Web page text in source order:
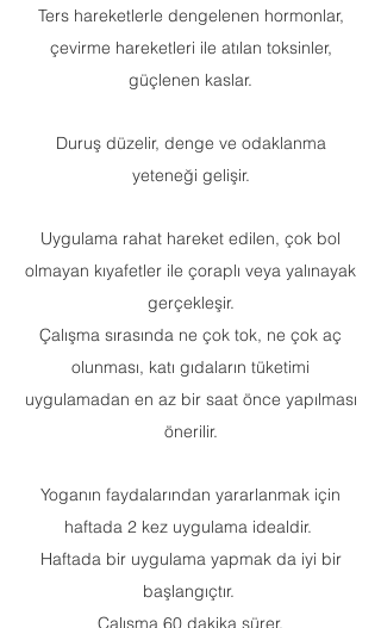
Ters hareketlerle dengelenen hormonlar,
çevirme hareketleri ile atılan toksinler,
güçlenen kaslar.
Duruş düzelir, denge ve odaklanma
yeteneği gelişir.
Uygulama rahat hareket edilen, çok bol
olmayan kıyafetler ile çoraplı veya yalınayak
gerçekleşir.
Çalışma sırasında ne çok tok, ne çok aç
olunması, katı gıdaların tüketimi
uygulamadan en az bir saat önce yapılması
önerilir.
Yoganın faydalarından yararlanmak için
haftada 2 kez uygulama idealdir.
Haftada bir uygulama yapmak da iyi bir
başlangıçtır.
Çalışma 60 dakika sürer.